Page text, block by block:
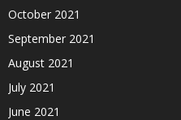
October 2021
September 2021
August 2021
July 2021
June 2021